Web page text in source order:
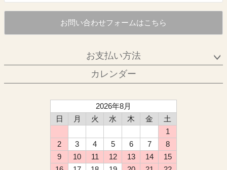
お問い合わせフォームはこちら
お支払い方法
カレンダー
2026年8月
日
月 火 水 木 金
土
1
2
3 4 5 6 7
8
9
10 11 12 13 14
15